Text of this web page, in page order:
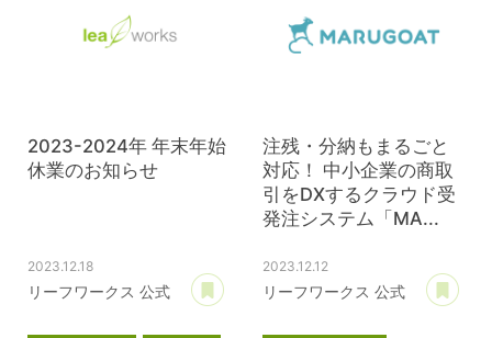
2023-2024年 年末年始
休業のお知らせ
2023.12.18
リーフワークス 公式
あとで読む
注残・分納もまるごと
対応！ 中小企業の商取
引をDXするクラウド受
発注システム「MA...
2023.12.12
リーフワークス 公式